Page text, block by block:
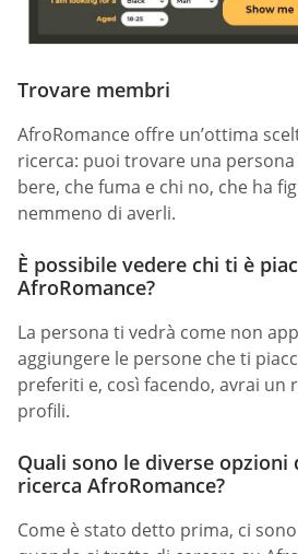
Trovare membri
AfroRomance offre un’ottima
ricerca: puoi trovare una persona
bere, che fuma e chi no, che ha
nemmeno di averli.
È possibile vedere chi ti è
AfroRomance?
La persona ti vedrà come non
aggiungere le persone che ti
preferiti e, così facendo, avrai un
profili.
Quali sono le diverse opzioni
ricerca AfroRomance?
Come è stato detto prima, ci